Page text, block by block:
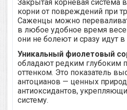
Закрытая корневая система
корни от повреждений при
Саженцы можно
в любое удобное время
они не болеют и сразу идут в
Уникальный фиолетовый
обладают редким глубоким
оттенком. Это показатель
антоцианов — ценных
антиоксидантов,
систему.